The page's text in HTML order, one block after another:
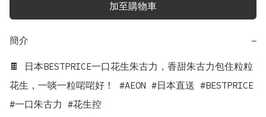
加至購物車
簡介 −
🍫 日本BESTPRICE一口花生朱古力，香甜朱古力包住粒粒
花生，一啖一粒啱啱好！ #AEON #日本直送 #BESTPRICE
#一口朱古力 #花生控